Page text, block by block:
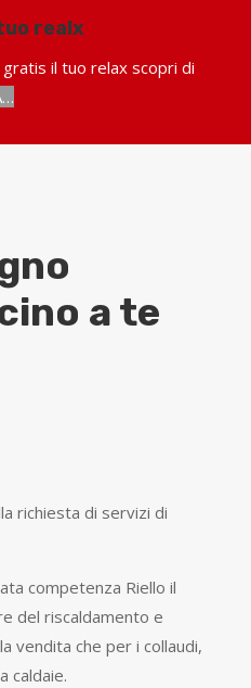
realx
il tuo relax scopri di
a te
richiesta di servizi di
competenza Riello il
del riscaldamento e
vendita che per i collaudi,
caldaie.